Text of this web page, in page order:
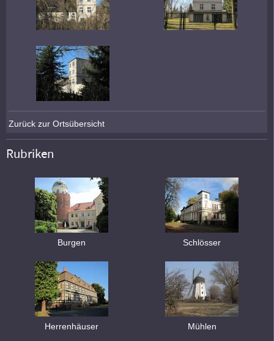
Zurück zur Ortsübersicht
Rubriken
Burgen Schlösser
Herrenhäuser Mühlen